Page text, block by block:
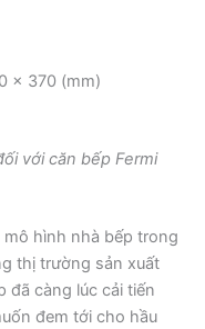
x 370 (mm)
với căn bếp Fermi
hình nhà bếp trong
thị trường sản xuất
đã càng lúc cải tiến
đem tới cho hầu